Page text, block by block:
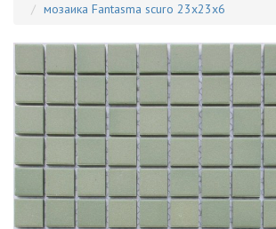
мозаика Fantasma scuro 23x23x6